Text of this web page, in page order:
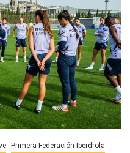
Primera Federación Iberdrola